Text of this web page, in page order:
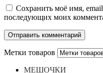
Сохранить моё имя, email
последующих моих
Метки товаров
МЕШОЧКИ